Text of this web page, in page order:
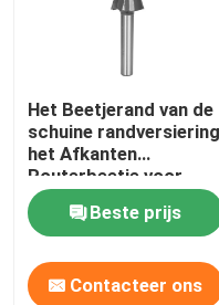
Stevige Carbide
Saaie boren
HSS trapboor
HSS verzinkboor
ringvormige snijder
Het Beetjerand van de
schuine randversiering
het Afkanten
Routerbeetje voor
Vernisje en Laminaat
Beste prijs
Contacteer ons